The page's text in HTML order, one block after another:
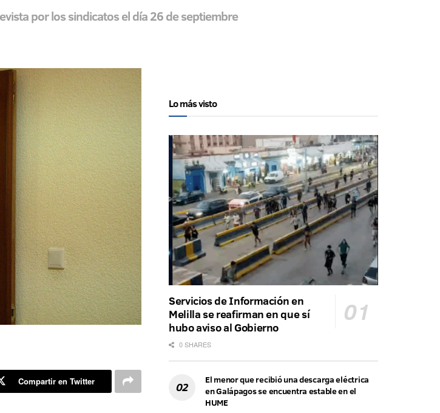
por los sindicatos el día 26 de septiembre
Compartir en Twitter
Lo más visto
Servicios de Información en
Melilla se reafirman en que sí
hubo aviso al Gobierno
0 SHARES
El menor que recibió una descarga eléctrica
en Galápagos se encuentra estable en el
HUME